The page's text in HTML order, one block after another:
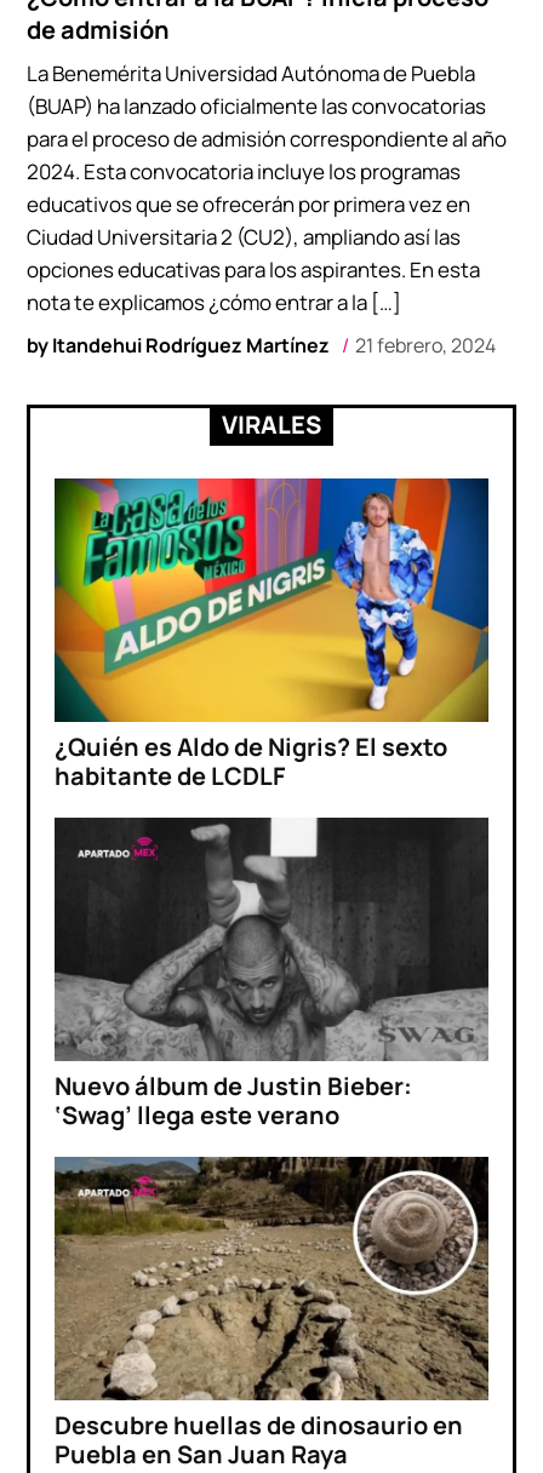
de admisión
byItandehui Rodríguez Martínez 21 febrero, 2024
La Benemérita Universidad Autónoma de Puebla
(BUAP) ha lanzado oficialmente las convocatorias
para el proceso de admisión correspondiente al año
2024. Esta convocatoria incluye los programas
educativos que se ofrecerán por primera vez en
Ciudad Universitaria 2 (CU2), ampliando así las
opciones educativas para los aspirantes. En esta
nota te explicamos ¿cómo entrar a la […]
VIRALES
¿Quién es Aldo de Nigris? El sexto
habitante de LCDLF
Nuevo álbum de Justin Bieber:
‘Swag’ llega este verano
Descubre huellas de dinosaurio en
Puebla en San Juan Raya